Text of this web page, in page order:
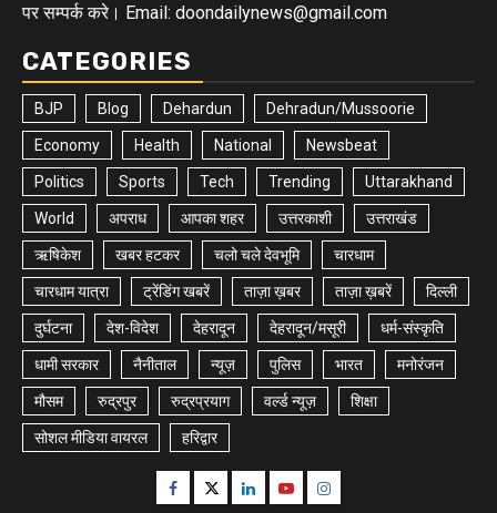
पर सम्पर्क करे। Email: doondailynews@gmail.com
CATEGORIES
BJP Blog Dehardun Dehradun/Mussoorie
Economy Health National Newsbeat
Politics Sports Tech Trending Uttarakhand
World अपराध आपका शहर उत्तरकाशी उत्तराखंड
ऋषिकेश खबर हटकर चलो चले देवभूमि चारधाम
चारधाम यात्रा ट्रेंडिंग खबरें ताज़ा ख़बर ताज़ा ख़बरें दिल्ली
दुर्घटना देश-विदेश देहरादून देहरादून/मसूरी धर्म-संस्कृति
धामी सरकार नैनीताल न्यूज़ पुलिस भारत मनोरंजन
मौसम रुद्रपुर रुद्रप्रयाग वर्ल्ड न्यूज़ शिक्षा
सोशल मीडिया वायरल हरिद्वार
Facebook
TwitterLinkedinYoutubeInstagram